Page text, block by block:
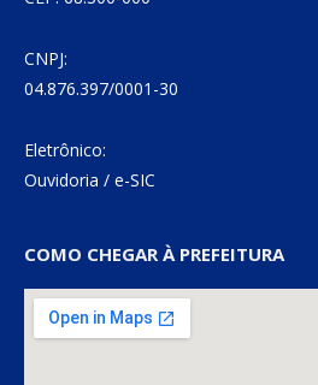
CNPJ:
04.876.397/0001-30
Eletrônico:
Ouvidoria / e-SIC
COMO CHEGAR À PREFEITURA